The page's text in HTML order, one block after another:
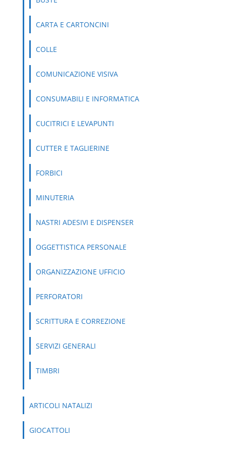
CARTA E CARTONCINI
COLLE
COMUNICAZIONE VISIVA
CONSUMABILI E INFORMATICA
CUCITRICI E LEVAPUNTI
CUTTER E TAGLIERINE
FORBICI
MINUTERIA
NASTRI ADESIVI E DISPENSER
OGGETTISTICA PERSONALE
ORGANIZZAZIONE UFFICIO
PERFORATORI
SCRITTURA E CORREZIONE
SERVIZI GENERALI
TIMBRI
ARTICOLI NATALIZI
GIOCATTOLI